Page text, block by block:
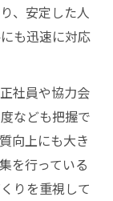
、安定した人
も迅速に対応
社員や協力会
なども把握で
向上にも大き
を行っている
りを重視して